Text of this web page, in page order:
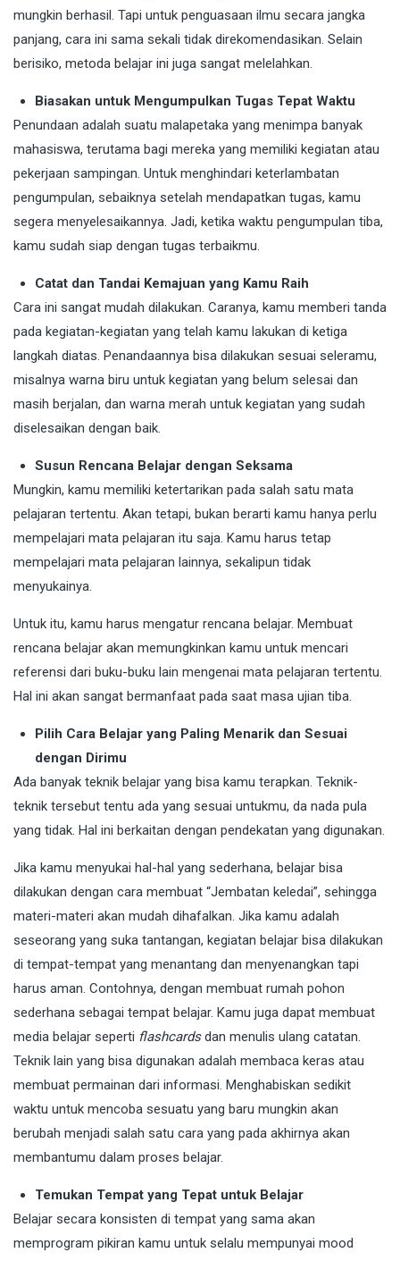
mungkin berhasil. Tapi untuk penguasaan ilmu secara jangka
panjang, cara ini sama sekali tidak direkomendasikan. Selain
berisiko, metoda belajar ini juga sangat melelahkan.
Biasakan untuk Mengumpulkan Tugas Tepat Waktu
Penundaan adalah suatu malapetaka yang menimpa banyak
mahasiswa, terutama bagi mereka yang memiliki kegiatan atau
pekerjaan sampingan. Untuk menghindari keterlambatan
pengumpulan, sebaiknya setelah mendapatkan tugas, kamu
segera menyelesaikannya. Jadi, ketika waktu pengumpulan tiba,
kamu sudah siap dengan tugas terbaikmu.
Catat dan Tandai Kemajuan yang Kamu Raih
Cara ini sangat mudah dilakukan. Caranya, kamu memberi tanda
pada kegiatan-kegiatan yang telah kamu lakukan di ketiga
langkah diatas. Penandaannya bisa dilakukan sesuai seleramu,
misalnya warna biru untuk kegiatan yang belum selesai dan
masih berjalan, dan warna merah untuk kegiatan yang sudah
diselesaikan dengan baik.
Susun Rencana Belajar dengan Seksama
Mungkin, kamu memiliki ketertarikan pada salah satu mata
pelajaran tertentu. Akan tetapi, bukan berarti kamu hanya perlu
mempelajari mata pelajaran itu saja. Kamu harus tetap
mempelajari mata pelajaran lainnya, sekalipun tidak
menyukainya.
Untuk itu, kamu harus mengatur rencana belajar. Membuat
rencana belajar akan memungkinkan kamu untuk mencari
referensi dari buku-buku lain mengenai mata pelajaran tertentu.
Hal ini akan sangat bermanfaat pada saat masa ujian tiba.
Pilih Cara Belajar yang Paling Menarik dan Sesuai
dengan Dirimu
Ada banyak teknik belajar yang bisa kamu terapkan. Teknik-
teknik tersebut tentu ada yang sesuai untukmu, da nada pula
yang tidak. Hal ini berkaitan dengan pendekatan yang digunakan.
Jika kamu menyukai hal-hal yang sederhana, belajar bisa
dilakukan dengan cara membuat “Jembatan keledai”, sehingga
materi-materi akan mudah dihafalkan. Jika kamu adalah
seseorang yang suka tantangan, kegiatan belajar bisa dilakukan
di tempat-tempat yang menantang dan menyenangkan tapi
harus aman. Contohnya, dengan membuat rumah pohon
sederhana sebagai tempat belajar. Kamu juga dapat membuat
media belajar seperti flashcardsdan menulis ulang catatan.
Teknik lain yang bisa digunakan adalah membaca keras atau
membuat permainan dari informasi. Menghabiskan sedikit
waktu untuk mencoba sesuatu yang baru mungkin akan
berubah menjadi salah satu cara yang pada akhirnya akan
membantumu dalam proses belajar.
Temukan Tempat yang Tepat untuk Belajar
Belajar secara konsisten di tempat yang sama akan
memprogram pikiran kamu untuk selalu mempunyai mood